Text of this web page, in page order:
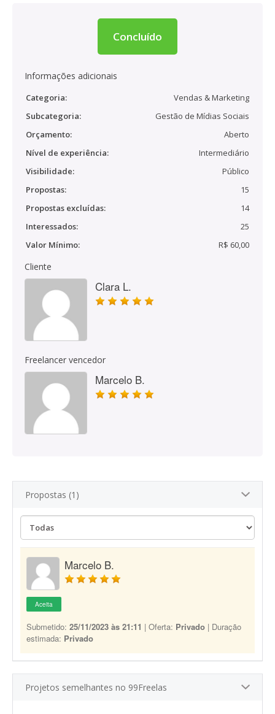
Concluído
Informações adicionais
Categoria:
Vendas & Marketing
Subcategoria:
Gestão de Mídias Sociais
Orçamento:
Aberto
Nível de experiência:
Intermediário
Visibilidade:
Público
Propostas:
15
Propostas excluídas:
14
Interessados:
25
Valor Mínimo:
R$ 60,00
Cliente
Clara L.
Freelancer vencedor
Marcelo B.
Propostas (1)
Marcelo B.
Aceita
Submetido: 25/11/2023 às 21:11 | Oferta: Privado | Duração
estimada: Privado
Projetos semelhantes no 99Freelas